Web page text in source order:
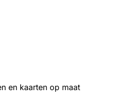
en kaarten op maat